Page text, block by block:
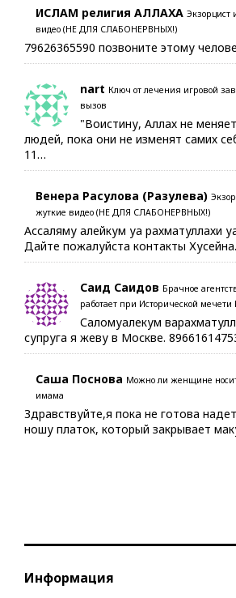
ИСЛАМ религия АЛЛАХА Экзорцист
видео (НЕ ДЛЯ СЛАБОНЕРВНЫХ!)
79626365590 позвоните этому
nart Ключ от лечения игровой
вызов
"Воистину, Аллах не
людей, пока они не изменят самих
11…
Венера Расулова (Разулева)
жуткие видео (НЕ ДЛЯ СЛАБОНЕРВНЫХ!)
Ассаляму алейкум уа рахматуллахи
Дайте пожалуйста контакты
Саид Саидов Брачное
работает при Исторической
Саломуалекум
супруга я жеву в Москве.
Саша Поснова Можно ли женщине
имама
Здравствуйте,я пока не готова
ношу платок, который закрывает
Информация